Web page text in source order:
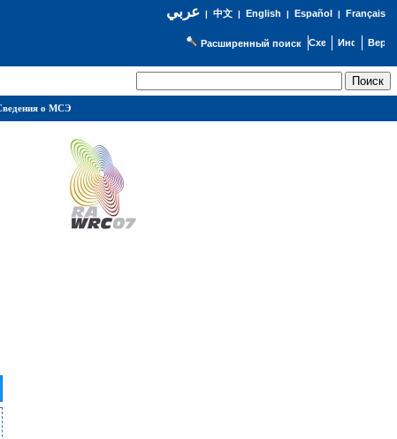
عربي| 中文| English | Español | Français
Расширенный поиск
о МСЭ